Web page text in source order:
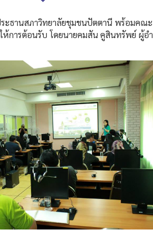
นสภาวิทยาลัยชุมชนปัตตานี พร้อมคณะ
ห้การต้อนรับ โดยนายคมสัน คูสินทรัพย์ ผู้